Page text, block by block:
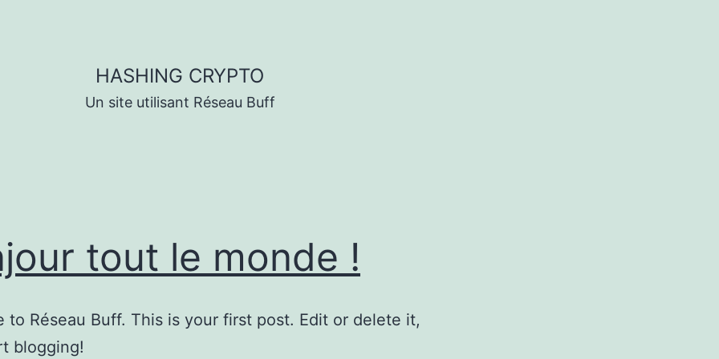
HASHING CRYPTO
Un site utilisant Réseau Buff
tout le monde !
to Réseau Buff. This is your first post. Edit or delete it,
blogging!